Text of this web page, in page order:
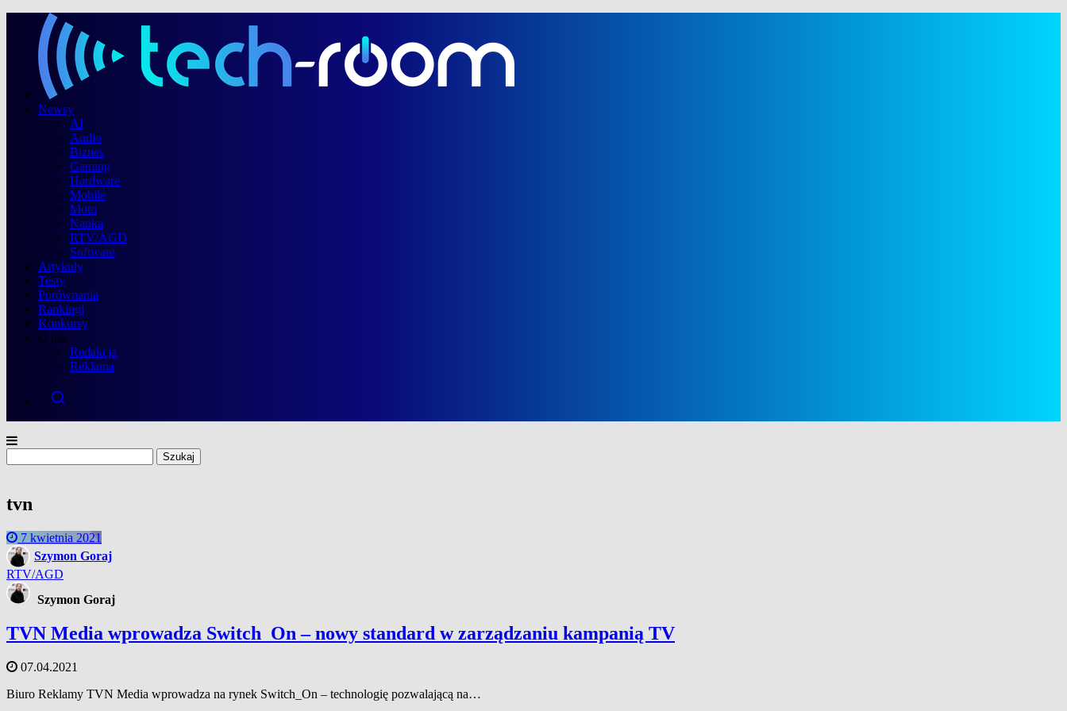
Newsy
AI
Audio
Biznes
Gaming
Hardware
Mobile
Moto
Nauka
RTV/AGD
Software
Artykuły
Testy
Porównania
Rankingi
Konkursy
O nas
Redakcja
Reklama
tvn
7 kwietnia 2021
Szymon Goraj
RTV/AGD
Szymon Goraj
TVN Media wprowadza Switch_On – nowy standard w zarządzaniu kampanią TV
07.04.2021
Biuro Reklamy TVN Media wprowadza na rynek Switch_On – technologię pozwalającą na…